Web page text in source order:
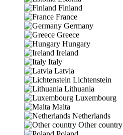
Finland
France
Germany
Greece
Hungary
Ireland
Italy
Latvia
Lichtenstein
Lithuania
Luxembourg
Malta
Netherlands
Other country